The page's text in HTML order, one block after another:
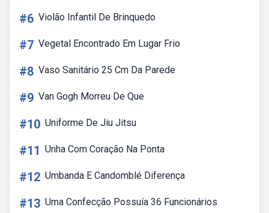
#6 Violão Infantil De Brinquedo
#7 Vegetal Encontrado Em Lugar Frio
#8 Vaso Sanitário 25 Cm Da Parede
#9 Van Gogh Morreu De Que
#10 Uniforme De Jiu Jitsu
#11 Unha Com Coração Na Ponta
#12 Umbanda E Candomblé Diferença
#13 Uma Confecção Possuía 36 Funcionários